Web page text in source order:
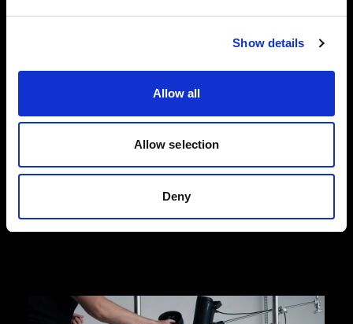
Show details
Allow all
Allow selection
Deny
ファッションフラットレイ写真
Profoto のフラットレイ撮影向け製品なら、ファッ
合わせて、高品質の製品写真を撮影でき、コンバ
ージョン率の増加につなげることができます。
Profoto StyleShoots Horizontal や、創造力を柔軟
かつフルに発揮できるライトとライトシェーピン